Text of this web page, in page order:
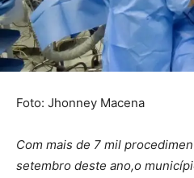
Foto: Jhonney Macena
Com mais de 7 mil
setembro deste ano,o